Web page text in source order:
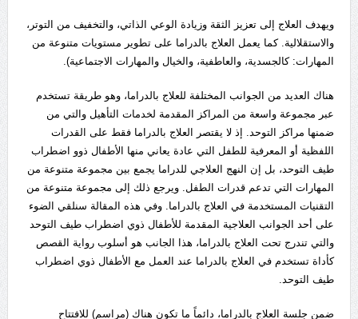
ويهدف العلاج إلى تعزيز الثقة وزيادة الوعي الذاتي، والتخفيف من التوتر،
والاستقلالية. كما يعمل العلاج بالدراما على تطوير مستويات متنوعة من
المهارات: كالجسدية، والعاطفية، والخيال والمهارات الاجتماعية).
هناك العديد من الجوانب المختلفة للعلاج بالدراما، وهو طريقة تستخدم
عبر مجموعة واسعة من المراكز المقدمة لخدمات التأهيل والتي من
ضمنها مراكز التوحد. إذ لا يقتصر العلاج بالدراما فقط على القدرات
اللفظية أو المعرفية للطفل التي عادة يعاني منها الأطفال ذوو اضطراب
طيف التوحد، بل إن النهج العلاجي للدراما يجمع بين مجموعة متنوعة من
المهارات التي تدعم قدرات الطفل. ويرجع ذلك إلى مجموعة متنوعة من
التقنيات المستخدمة في العلاج بالدراما. وفي هذه المقالة سنلقي الضوء
على أحد الجوانب العلاجية المقدمة للأطفال ذوي اضطراب طيف التوحد
والتي تندرج تحت العلاج بالدراما، هذا الجانب هو أسلوب رواية القصص
كأداة تستخدم في العلاج بالدراما عند العمل مع الأطفال ذوي اضطراب
طيف التوحد.
ضمن جلسة العلاج بالدراما، دائماً ما تكون هناك (مراسم) للافتتاح